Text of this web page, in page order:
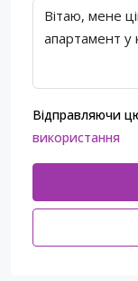
Відправляючи
використання